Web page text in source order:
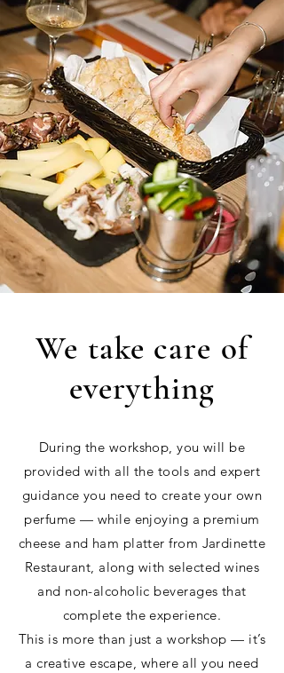
We take care of
everything
During the workshop, you will be
provided with all the tools and expert
guidance you need to create your own
perfume — while enjoying a premium
cheese and ham platter from Jardinette
Restaurant, along with selected wines
and non-alcoholic beverages that
complete the experience.
This is more than just a workshop — it’s
a creative escape, where all you need